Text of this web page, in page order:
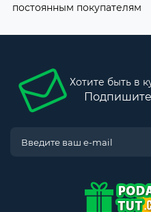
постоянным покупателям
Хотите быть в